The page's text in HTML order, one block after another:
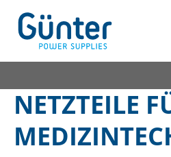
NETZTEILE